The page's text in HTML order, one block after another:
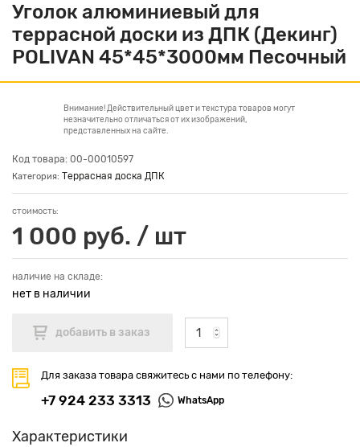
Уголок алюминиевый для
террасной доски из ДПК (Декинг)
POLIVAN 45*45*3000мм Песочный
Внимание! Действительный цвет и текстура товаров могут
незначительно отличаться от их изображений,
представленных на сайте.
Код товара: 00-00010597
Категория: Террасная доска ДПК
стоимость:
1 000 руб. / шт
наличие на складе:
нет в наличии
Для заказа товара свяжитесь с нами по телефону:
+7 924 233 3313 WhatsApp
Характеристики